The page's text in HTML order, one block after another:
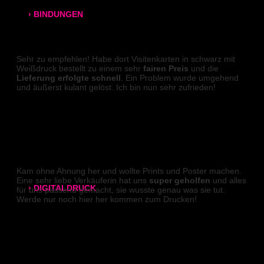
› BINDUNGEN
Broschüren
Gewebeleimbindung
› DIGITALDRUCK
Sehr zu empfehlen! Habe dort Visitenkarten in schwarz mit
Weißdruck bestellt zu einem sehr fairen Preis und die
Lieferung erfolgte schnell . Ein Problem wurde umgehend
und äußerst kulant gelöst. Ich bin nun sehr zufrieden!
Kam ohne Ahnung her und wollte Prints und Poster machen.
Eine sehr liebe Verkäuferin hat uns super geholfen und alles
für uns passend gemacht, sie wusste genau was sie tut.
Werde nur noch hier her kommen zum Drucken!